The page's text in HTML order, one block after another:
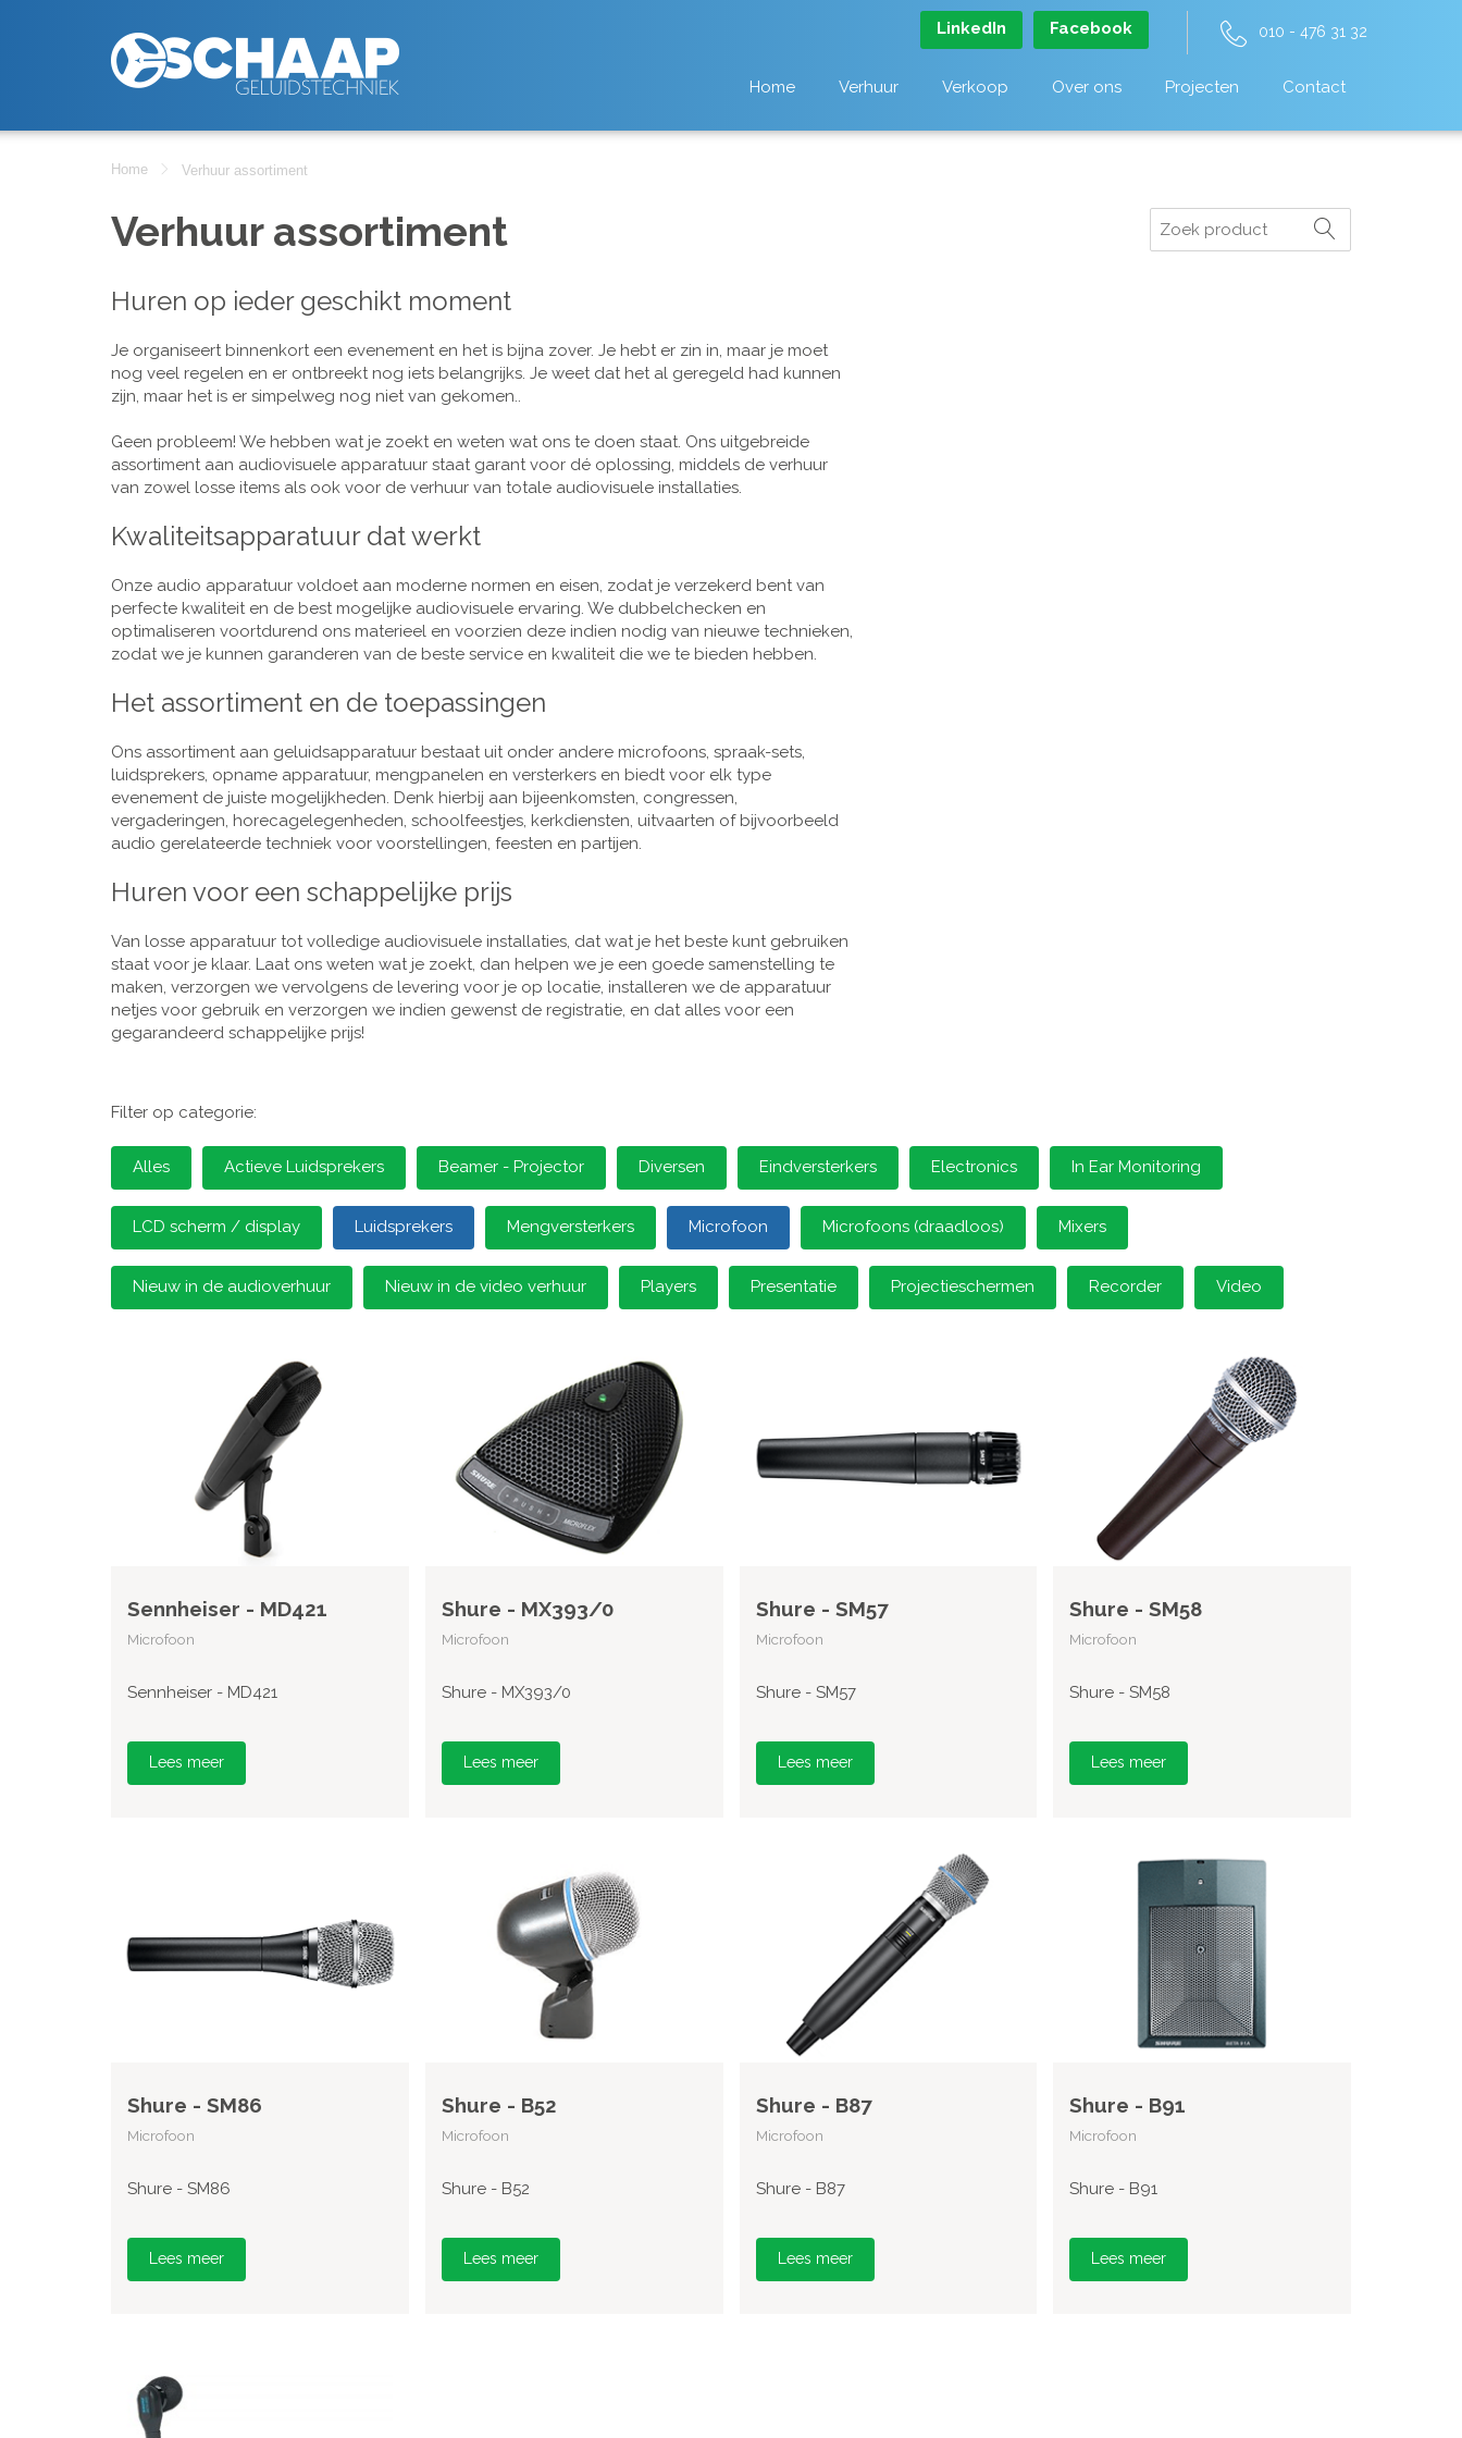
LinkedIn Facebook 010 - 476 31 32
Home Verhuur Verkoop Over ons Projecten Contact
Home Verhuur assortiment
Verhuur assortiment
Huren op ieder geschikt moment
Je organiseert binnenkort een evenement en het is bijna zover. Je hebt er zin in, maar je moet
nog veel regelen en er ontbreekt nog iets belangrijks. Je weet dat het al geregeld had kunnen
zijn, maar het is er simpelweg nog niet van gekomen..
Geen probleem! We hebben wat je zoekt en weten wat ons te doen staat. Ons uitgebreide
assortiment aan audiovisuele apparatuur staat garant voor dé oplossing, middels de verhuur
van zowel losse items als ook voor de verhuur van totale audiovisuele installaties.
Kwaliteitsapparatuur dat werkt
Onze audio apparatuur voldoet aan moderne normen en eisen, zodat je verzekerd bent van
perfecte kwaliteit en de best mogelijke audiovisuele ervaring. We dubbelchecken en
optimaliseren voortdurend ons materieel en voorzien deze indien nodig van nieuwe technieken,
zodat we je kunnen garanderen van de beste service en kwaliteit die we te bieden hebben.
Het assortiment en de toepassingen
Ons assortiment aan geluidsapparatuur bestaat uit onder andere microfoons, spraak-sets,
luidsprekers, opname apparatuur, mengpanelen en versterkers en biedt voor elk type
evenement de juiste mogelijkheden. Denk hierbij aan bijeenkomsten, congressen,
vergaderingen, horecagelegenheden, schoolfeestjes, kerkdiensten, uitvaarten of bijvoorbeeld
audio gerelateerde techniek voor voorstellingen, feesten en partijen.
Huren voor een schappelijke prijs
Van losse apparatuur tot volledige audiovisuele installaties, dat wat je het beste kunt gebruiken
staat voor je klaar. Laat ons weten wat je zoekt, dan helpen we je een goede samenstelling te
maken, verzorgen we vervolgens de levering voor je op locatie, installeren we de apparatuur
netjes voor gebruik en verzorgen we indien gewenst de registratie, en dat alles voor een
gegarandeerd schappelijke prijs!
Zoeken
Filter op categorie:
Alles Actieve Luidsprekers Beamer - Projector Diversen Eindversterkers Electronics In Ear Monitoring
LCD scherm / display Luidsprekers Mengversterkers Microfoon Microfoons (draadloos) Mixers
Nieuw in de audioverhuur Nieuw in de video verhuur Players Presentatie Projectieschermen Recorder Video
Sennheiser - MD421
Microfoon
Sennheiser - MD421
Lees meer
Shure - MX393/0
Microfoon
Shure - MX393/0
Lees meer
Shure - SM57
Microfoon
Shure - SM57
Lees meer
Shure - SM58
Microfoon
Shure - SM58
Lees meer
Shure - SM86
Microfoon
Shure - SM86
Lees meer
Shure - B52
Microfoon
Shure - B52
Lees meer
Shure - B87
Microfoon
Shure - B87
Lees meer
Shure - B91
Microfoon
Shure - B91
Lees meer